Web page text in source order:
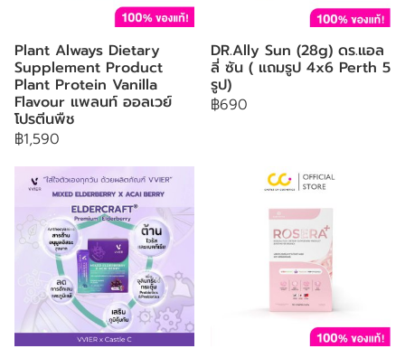
Plant Always Dietary
Supplement Product
Plant Protein Vanilla
Flavour แพลนท์ ออลเวย์
โปรตีนพืช
฿1,590
DR.Ally Sun (28g) ดร.แอล
ลี่ ซัน ( แถมรูป 4x6 Perth 5
รูป)
฿690